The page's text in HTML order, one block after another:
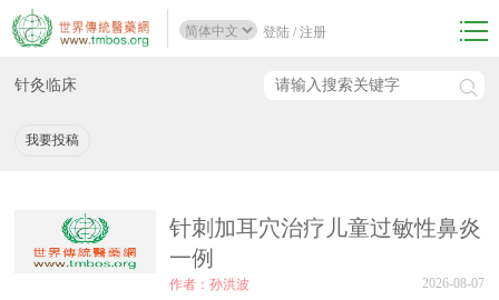
登陆 / 注册
针灸临床
我要投稿
针刺加耳穴治疗儿童过敏性鼻炎
一例
作者：孙洪波 2026-08-07